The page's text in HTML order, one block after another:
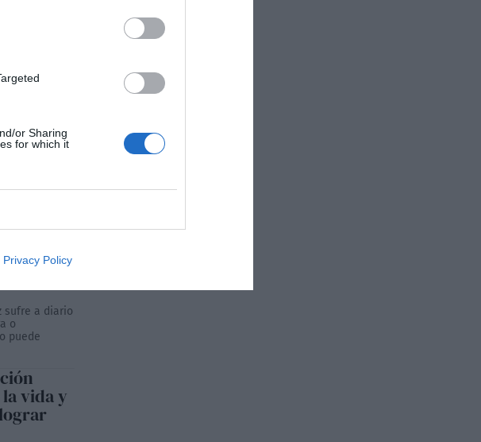
or Sharing
for which it
Privacy Policy
sufre a diario
o
puede
vida y